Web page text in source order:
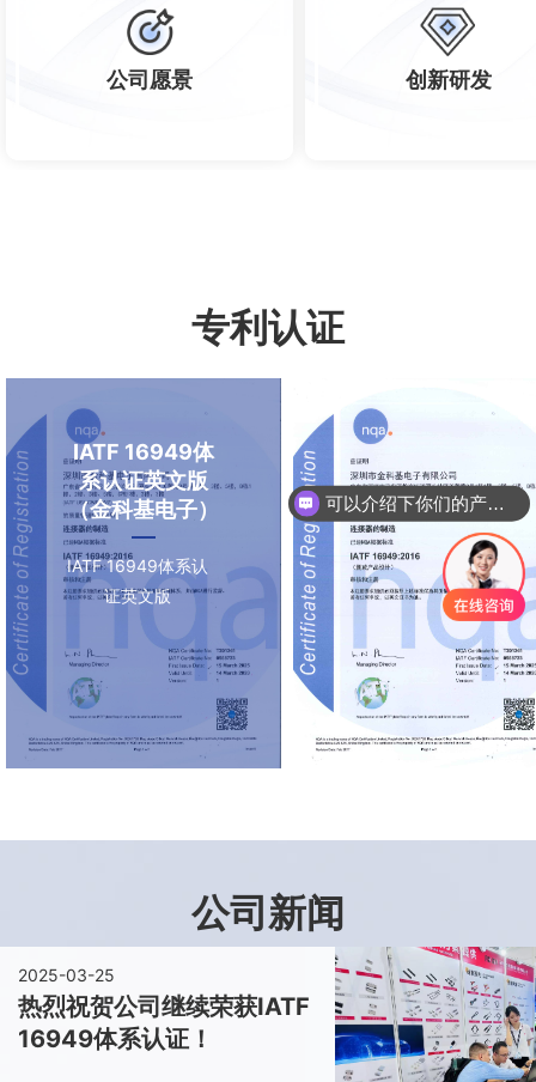
公司愿景 创新研发
专利认证
IATF 16949体
系认证英文版
（金科基电子）
IATF 16949体系认
证英文版
公司新闻
2025-03-25
热烈祝贺公司继续荣获IATF
16949体系认证！
可以介绍下你们的产品么